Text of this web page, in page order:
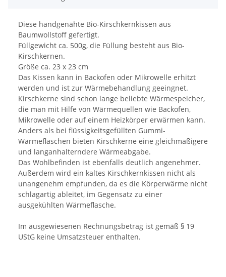
Diese handgenähte Bio-Kirschkernkissen aus
Baumwollstoff gefertigt.
Füllgewicht ca. 500g, die Füllung besteht aus Bio-
Kirschkernen.
Größe ca. 23 x 23 cm
Das Kissen kann in Backofen oder Mikrowelle erhitzt
werden und ist zur Wärmebehandlung geeingnet.
Kirschkerne sind schon lange beliebte Wärmespeicher,
die man mit Hilfe von Wärmequellen wie Backofen,
Mikrowelle oder auf einem Heizkörper erwärmen kann.
Anders als bei flüssigkeitsgefüllten Gummi-
Wärmeflaschen bieten Kirschkerne eine gleichmäßigere
und langanhalterndere Wärmeabgabe.
Das Wohlbefinden ist ebenfalls deutlich angenehmer.
Außerdem wird ein kaltes Kirschkernkissen nicht als
unangenehm empfunden, da es die Körperwärme nicht
schlagartig ableitet, im Gegensatz zu einer
ausgekühlten Wärmeflasche.
Im ausgewiesenen Rechnungsbetrag ist gemäß § 19
UStG keine Umsatzsteuer enthalten.